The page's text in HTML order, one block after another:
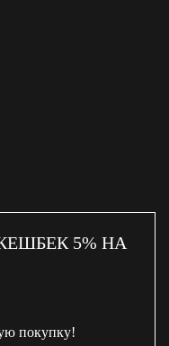
5% НА
покупку!